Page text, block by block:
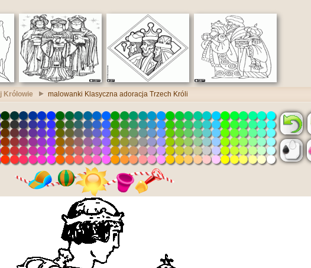
Królowie malowanki Klasyczna adoracja Trzech Króli